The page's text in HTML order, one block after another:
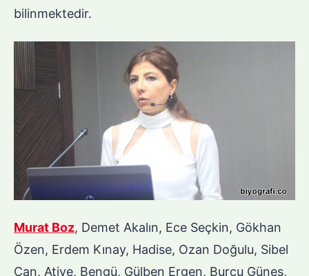
bilinmektedir.
Murat Boz, Demet Akalın, Ece Seçkin, Gökhan
Özen, Erdem Kınay, Hadise, Ozan Doğulu, Sibel
Can, Atiye, Bengü, Gülben Ergen, Burcu Güneş,